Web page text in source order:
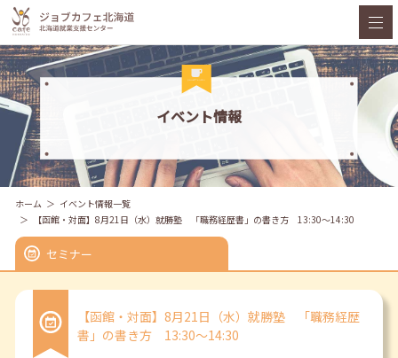
イベント情報
ホーム
イベント情報一覧
【函館・対面】8月21日（水）就勝塾 「職務経歴書」の書き方 13:30～14:30
セミナー
【函館・対面】8月21日（水）就勝塾 「職務経歴
書」の書き方 13:30～14:30